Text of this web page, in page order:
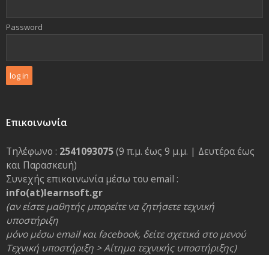
Password
Επικοινωνία
Τηλέφωνο : 2541093075(9 π.μ. έως 9 μ.μ. | Δευτέρα έως
και Παρασκευή)
Συνεχής επικοινωνία μέσω του email :
info(at)learnsoft.gr
(αν είστε μαθητής μπορείτε να ζητήσετε τεχνική
υποστήριξη
μόνο μέσω email και facebook, δείτε σχετικά στο μενού
Τεχνική υποστήριξη > Αίτημα τεχνικής υποστήριξης)